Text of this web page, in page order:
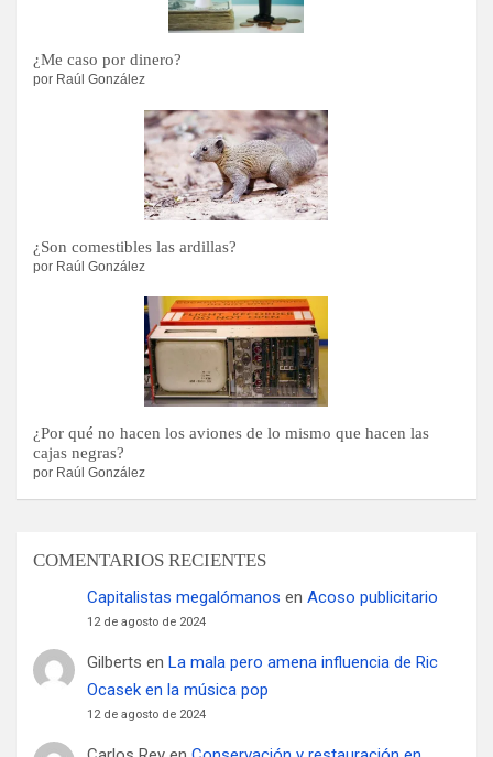
¿Me caso por dinero?
por Raúl González
¿Son comestibles las ardillas?
por Raúl González
¿Por qué no hacen los aviones de lo mismo que hacen las
cajas negras?
por Raúl González
COMENTARIOS RECIENTES
Capitalistas megalómanos en Acoso publicitario
12 de agosto de 2024
Gilberts en La mala pero amena influencia de Ric
Ocasek en la música pop
12 de agosto de 2024